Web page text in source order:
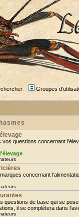
Groupes
vos questions concernant
concernant
questions de base qui se
il se complétera dans